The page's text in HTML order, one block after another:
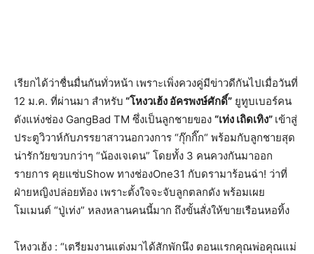
เรียกได้ว่าชื่นมื่นกันทั่วหน้า เพราะเพิ่งควงคู่มีข่าวดีกันไปเมื่อวันที่
12 ม.ค. ที่ผ่านมา สำหรับ “โหงวเฮ้ง อัครพงษ์ศักดิ์” ยูทูบเบอร์คน
ดังแห่งช่อง GangBad TM ซึ่งเป็นลูกชายของ “เท่ง เถิดเทิง” เข้าสู่
ประตูวิวาห์กับภรรยาสาวนอกวงการ “กุ๊กกิ๊ก“ พร้อมกับลูกชายสุด
น่ารักวัยขวบกว่าๆ “น้องเจเดน” โดยทั้ง 3 คนควงกันมาออก
รายการ คุยแซ่บShow ทางช่องOne31 กับดรามาร้อนฉ่า! ว่าที่
ฝ่ายหญิงปล่อยท้อง เพราะตั้งใจจะจับลูกตลกดัง พร้อมเผย
โมเมนต์ “ปู่เท่ง” หลงหลานคนนี้มาก ถึงขั้นสั่งให้ขายเรือนหอทิ้ง
โหงวเฮ้ง : “เตรียมงานแต่งมาได้สักพักนึง ตอนแรกคุณพ่อคุณแม่